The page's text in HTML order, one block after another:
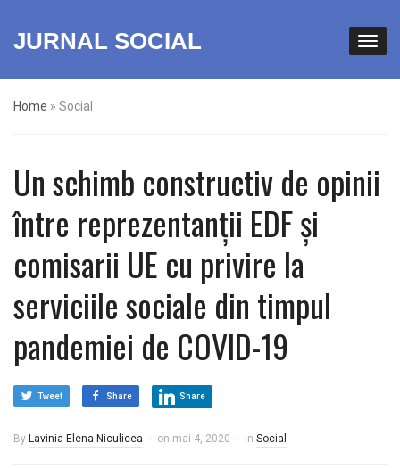
JURNAL SOCIAL
Home » Social
Un schimb constructiv de opinii
între reprezentanții EDF și
comisarii UE cu privire la
serviciile sociale din timpul
pandemiei de COVID-19
Tweet Share Share
By Lavinia Elena Niculicea on mai 4, 2020 in Social